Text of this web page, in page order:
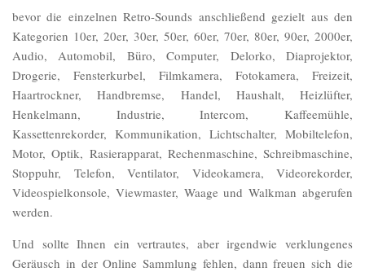
bevor die einzelnen Retro-Sounds anschließend gezielt aus den
Kategorien 10er, 20er, 30er, 50er, 60er, 70er, 80er, 90er, 2000er,
Audio, Automobil, Büro, Computer, Delorko, Diaprojektor,
Drogerie, Fensterkurbel, Filmkamera, Fotokamera, Freizeit,
Haartrockner, Handbremse, Handel, Haushalt, Heizlüfter,
Henkelmann, Industrie, Intercom, Kaffeemühle,
Kassettenrekorder, Kommunikation, Lichtschalter, Mobiltelefon,
Motor, Optik, Rasierapparat, Rechenmaschine, Schreibmaschine,
Stoppuhr, Telefon, Ventilator, Videokamera, Videorekorder,
Videospielkonsole, Viewmaster, Waage und Walkman abgerufen
werden.
Und sollte Ihnen ein vertrautes, aber irgendwie verklungenes
Geräusch in der Online Sammlung fehlen, dann freuen sich die